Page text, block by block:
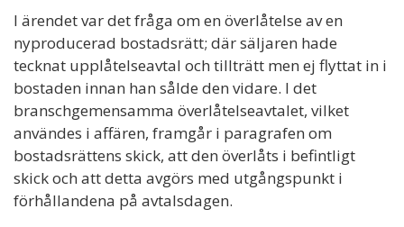
I ärendet var det fråga om en överlåtelse av en
nyproducerad bostadsrätt; där säljaren hade
tecknat upplåtelseavtal och tillträtt men ej flyttat in i
bostaden innan han sålde den vidare. I det
branschgemensamma överlåtelseavtalet, vilket
användes i affären, framgår i paragrafen om
bostadsrättens skick, att den överlåts i befintligt
skick och att detta avgörs med utgångspunkt i
förhållandena på avtalsdagen.